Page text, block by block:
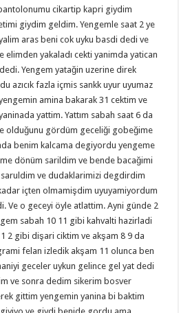
cikartip kapri giydim
giydim geldim. Yengemle saat 2 ye
aras beni cok uyku basdi dedi ve
yakaladı cekti yanimda yatican
Yengem yatağin uzerine direk
azıcık fazla içmis sankk uyur uyumaz
amina bakarak 31 cektim ve
yattim. Yattım sabah saat 6 da
olduğunu gördüm geceliği gobeğime
benim kalcama degiyordu yengeme
dönüm sarildim ve bende bacağimi
ve dudaklarimizi degdirdim
içten olmamişdim uyuyamiyordum
Ve o geceyi öyle atlattim. Ayni günde 2
sabah 10 11 gibi kahvalti hazirladi
2 gibi dişari ciktim ve akşam 8 9 da
felan izledik akşam 11 olunca ben
geceler uykun gelince gel yat dedi
ve sonra dedim sikerim bosver
gittim yengemin yanina bi baktim